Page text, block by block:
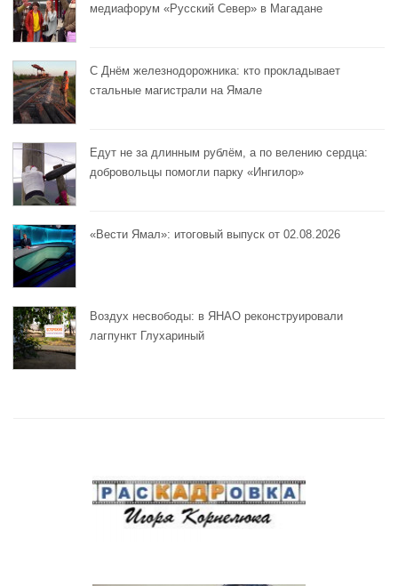
медиафорум «Русский Север» в Магадане
С Днём железнодорожника: кто прокладывает
стальные магистрали на Ямале
Едут не за длинным рублём, а по велению сердца:
добровольцы помогли парку «Ингилор»
«Вести Ямал»: итоговый выпуск от 02.08.2026
Воздух несвободы: в ЯНАО реконструировали
лагпункт Глухариный